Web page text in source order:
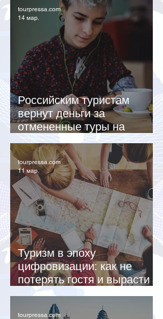
Российским туристам
вернут деньги за
отмененные туры на
Ближний Восток
tourpressa.com
14 мар.
Туризм в эпоху
цифровизации: как не
потерять гостя и вырасти
без лишних затрат
tourpressa.com
11 мар.
tourpressa.com